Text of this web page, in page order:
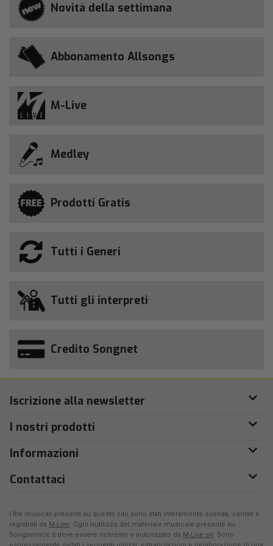
Novità della settimana
Abbonamento Allsongs
M-Live
Medley
Prodotti Gratis
Tutti i Generi
Tutti gli interpreti
Credito Songnet
Iscrizione alla newsletter
I nostri prodotti
Informazioni
Contattaci
I file musicali presenti su questo sito sono stati interamente suonati, cantati e
registrati da M-Live. Ogni riutilizzo del materiale musicale presente su
Songservice.it deve essere richiesto e autorizzato da M-Live srl. Sono